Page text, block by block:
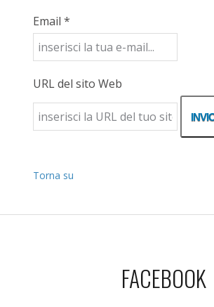
Email *
URL del sito Web
Torna su
FACEBOOK